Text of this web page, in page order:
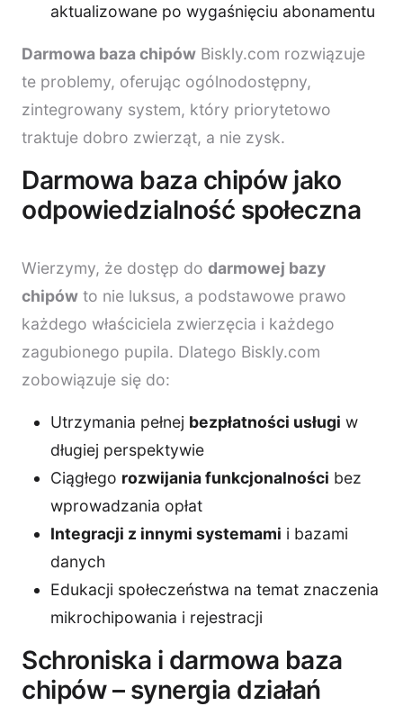
aktualizowane po wygaśnięciu abonamentu
Darmowa baza chipów Biskly.com rozwiązuje
te problemy, oferując ogólnodostępny,
zintegrowany system, który priorytetowo
traktuje dobro zwierząt, a nie zysk.
Darmowa baza chipów jako
odpowiedzialność społeczna
Wierzymy, że dostęp do darmowej bazy
chipów to nie luksus, a podstawowe prawo
każdego właściciela zwierzęcia i każdego
zagubionego pupila. Dlatego Biskly.com
zobowiązuje się do:
Utrzymania pełnej bezpłatności usługi w
długiej perspektywie
Ciągłego rozwijania funkcjonalności bez
wprowadzania opłat
Integracji z innymi systemami i bazami
danych
Edukacji społeczeństwa na temat znaczenia
mikrochipowania i rejestracji
Schroniska i darmowa baza
chipów – synergia działań